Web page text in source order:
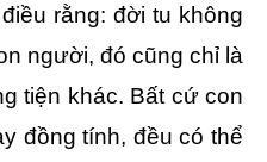
rằng: đời tu không
người, đó cũng chỉ là
tiện khác. Bất cứ con
đồng tính, đều có thể